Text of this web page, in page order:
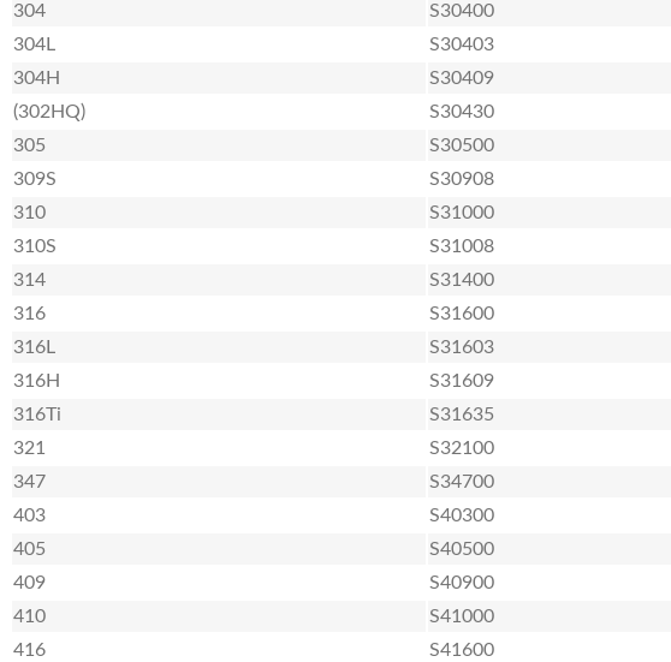
304
S30400
304L
S30403
304H
S30409
(302HQ)
S30430
305
S30500
309S
S30908
310
S31000
310S
S31008
314
S31400
316
S31600
316L
S31603
316H
S31609
316Ti
S31635
321
S32100
347
S34700
403
S40300
405
S40500
409
S40900
410
S41000
416
S41600